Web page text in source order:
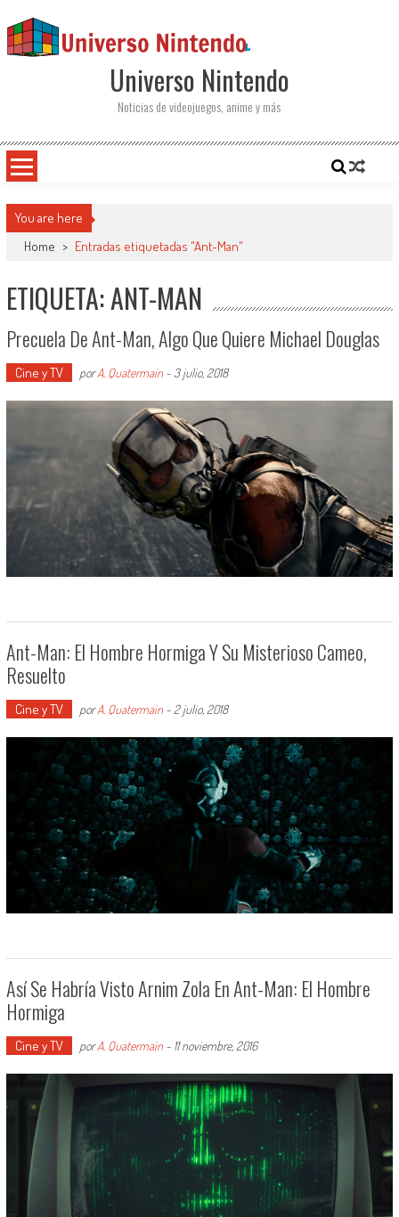
Universo Nintendo
Noticias de videojuegos, anime y más
You are here
Home > Entradas etiquetadas "Ant-Man"
ETIQUETA: ANT-MAN
Precuela De Ant-Man, Algo Que Quiere Michael Douglas
Cine y TV porA. Quatermain- 3 julio, 2018
Ant-Man: El Hombre Hormiga Y Su Misterioso Cameo,
Resuelto
Cine y TV porA. Quatermain- 2 julio, 2018
Así Se Habría Visto Arnim Zola En Ant-Man: El Hombre
Hormiga
Cine y TV porA. Quatermain- 11 noviembre, 2016